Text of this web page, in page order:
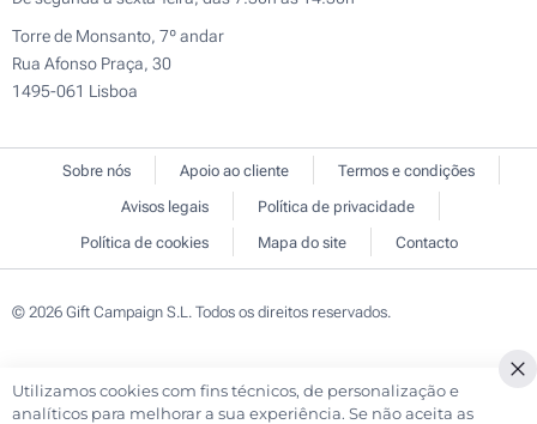
Torre de Monsanto, 7º andar
Rua Afonso Praça, 30
1495-061 Lisboa
Sobre nós Apoio ao cliente
Termos e condições
Avisos legais
Política de privacidade
Política de cookies
Mapa do site Contacto
© 2026 Gift Campaign S.L. Todos os direitos reservados.
Utilizamos cookies com fins técnicos, de personalização e
analíticos para melhorar a sua experiência. Se não aceita as